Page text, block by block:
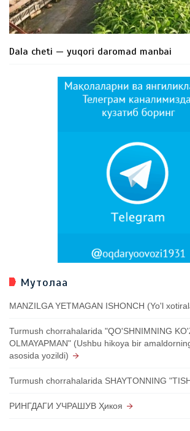
Dala cheti — yuqori daromad manbai
Мутолаа
MANZILGA YETMAGAN ISHONCH (Yo'l
Turmush chorrahalarida "QO'SHNIMNING
OLMAYAPMAN" (Ushbu hikoya bir
asosida yozildi)
Turmush chorrahalarida SHAYTONNING
РИНГДАГИ УЧРАШУВ Ҳикоя